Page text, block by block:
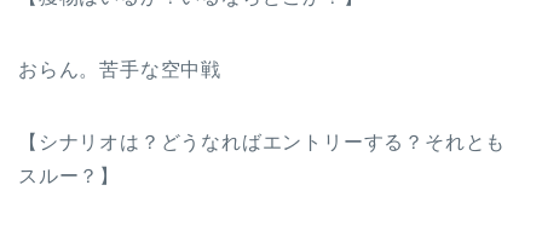
おらん。苦手な空中戦
【シナリオは？どうなればエントリーする？それとも
スルー？】